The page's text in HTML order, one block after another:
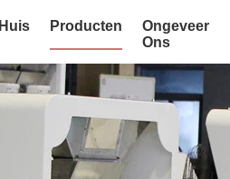
Huis Producten
Ongeveer
Ons